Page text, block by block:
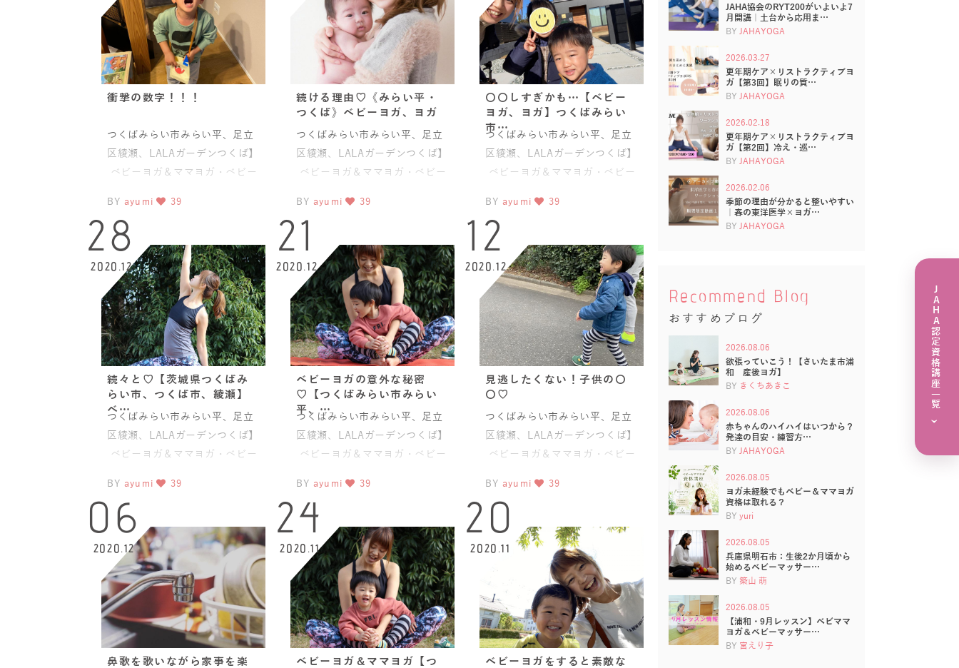
衝撃の数字！！！
つくばみらい市みらい平、足立
区綾瀬、LALAガーデンつくば】
ベビーヨガ＆ママヨガ・ベビー
BY ayumi 39
続ける理由♡《みらい平・
つくば》ベビーヨガ、ヨガ
つくばみらい市みらい平、足立
区綾瀬、LALAガーデンつくば】
ベビーヨガ＆ママヨガ・ベビー
BY ayumi 39
〇〇しすぎかも…【ベビー
ヨガ、ヨガ】つくばみらい
市…
つくばみらい市みらい平、足立
区綾瀬、LALAガーデンつくば】
ベビーヨガ＆ママヨガ・ベビー
BY ayumi 39
28
2020.12
続々と♡【茨城県つくばみ
らい市、つくば市、綾瀬】
ベ…
つくばみらい市みらい平、足立
区綾瀬、LALAガーデンつくば】
ベビーヨガ＆ママヨガ・ベビー
BY ayumi 39
21
2020.12
ベビーヨガの意外な秘密
♡【つくばみらい市みらい
平、…
つくばみらい市みらい平、足立
区綾瀬、LALAガーデンつくば】
ベビーヨガ＆ママヨガ・ベビー
BY ayumi 39
12
2020.12
見逃したくない！子供の〇
〇♡
つくばみらい市みらい平、足立
区綾瀬、LALAガーデンつくば】
ベビーヨガ＆ママヨガ・ベビー
BY ayumi 39
06
2020.12
鼻歌を歌いながら家事を楽
24
2020.11
ベビーヨガ＆ママヨガ【つ
20
2020.11
ベビーヨガをすると素敵な
JAHA協会のRYT200がいよいよ7
月開講｜土台から応用ま…
BY JAHAYOGA
2026.03.27
更年期ケア×リストラクティブヨ
ガ【第3回】眠りの質…
BY JAHAYOGA
2026.02.18
更年期ケア×リストラクティブヨ
ガ【第2回】冷え・巡…
BY JAHAYOGA
2026.02.06
季節の理由が分かると整いやすい
｜春の東洋医学×ヨガ…
BY JAHAYOGA
Recommend Blog
おすすめブログ
2026.08.06
欲張っていこう！【さいたま市浦
和 産後ヨガ】
BY きくちあきこ
2026.08.06
赤ちゃんのハイハイはいつから？
発達の目安・練習方…
BY JAHAYOGA
2026.08.05
ヨガ未経験でもベビー＆ママヨガ
資格は取れる？
BY yuri
2026.08.05
兵庫県明石市：生後2か月頃から
始めるベビーマッサー…
BY 築山 萌
2026.08.05
【浦和・9月レッスン】ベビママ
ヨガ＆ベビーマッサー…
BY 宮えり子
JAHA認定資格講座一覧
›